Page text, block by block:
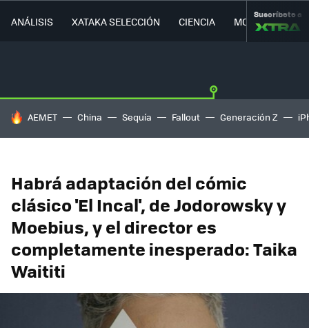
ANÁLISIS XATAKA SELECCIÓN CIENCIA MOVILIDAD
Suscríbete a
HOY SE HABLA DE
AEMET China Sequía Fallout Generación Z
Habrá adaptación del cómic
clásico 'El Incal', de Jodorowsky y
Moebius, y el director es
completamente inesperado: Taika
Waititi